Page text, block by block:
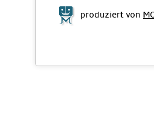
produziert von